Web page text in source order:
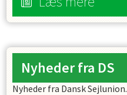
Nyheder fra DS
Nyheder fra Dansk Sejlunion.